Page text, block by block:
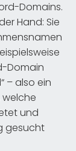
Domains.
Hand: Sie
Domain
– also ein
welche
und
gesucht